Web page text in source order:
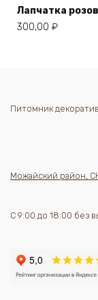
Лапчатка
300,00 ₽
Питомник
Можайский район,
С 9:00 до 18:00 без